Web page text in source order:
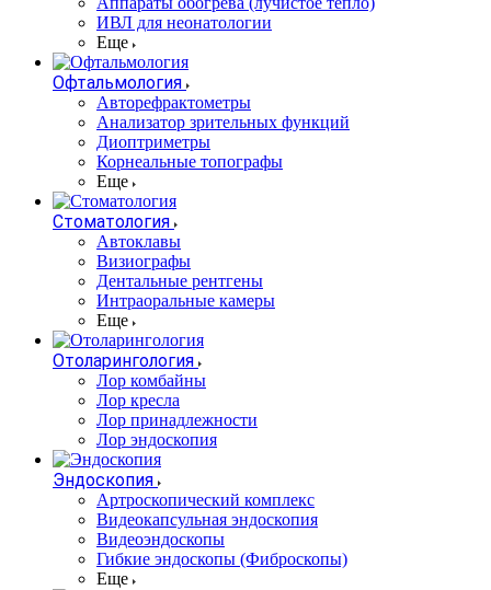
ИВЛ для неонатологии
Еще
Офтальмология
Авторефрактометры
Анализатор зрительных функций
Диоптриметры
Корнеальные топографы
Еще
Стоматология
Автоклавы
Визиографы
Дентальные рентгены
Интраоральные камеры
Еще
Отоларингология
Лор комбайны
Лор кресла
Лор принадлежности
Лор эндоскопия
Эндоскопия
Артроскопический комплекс
Видеокапсульная эндоскопия
Видеоэндоскопы
Гибкие эндоскопы (Фиброcкопы)
Еще